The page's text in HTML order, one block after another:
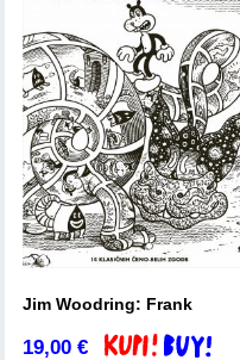
Jim Woodring: Frank
19,00€ Dodaj v košarico